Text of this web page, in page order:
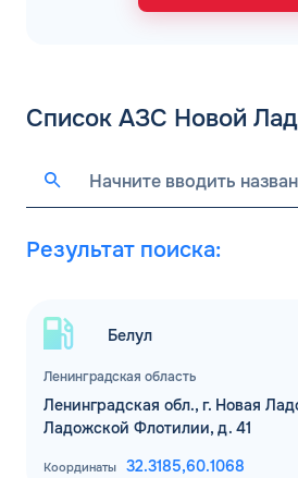
Список АЗС Новой
Результат поиска:
Ленинградская область
Белул
Ленинградская обл., г. Новая
Ладожской Флотилии, д. 41
Координаты 32.3185,60.1068